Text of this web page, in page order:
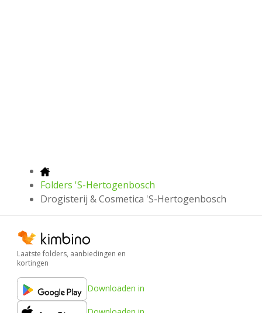
Folders 'S-Hertogenbosch
Drogisterij & Cosmetica 'S-Hertogenbosch
Laatste folders, aanbiedingen en
kortingen
Downloaden in